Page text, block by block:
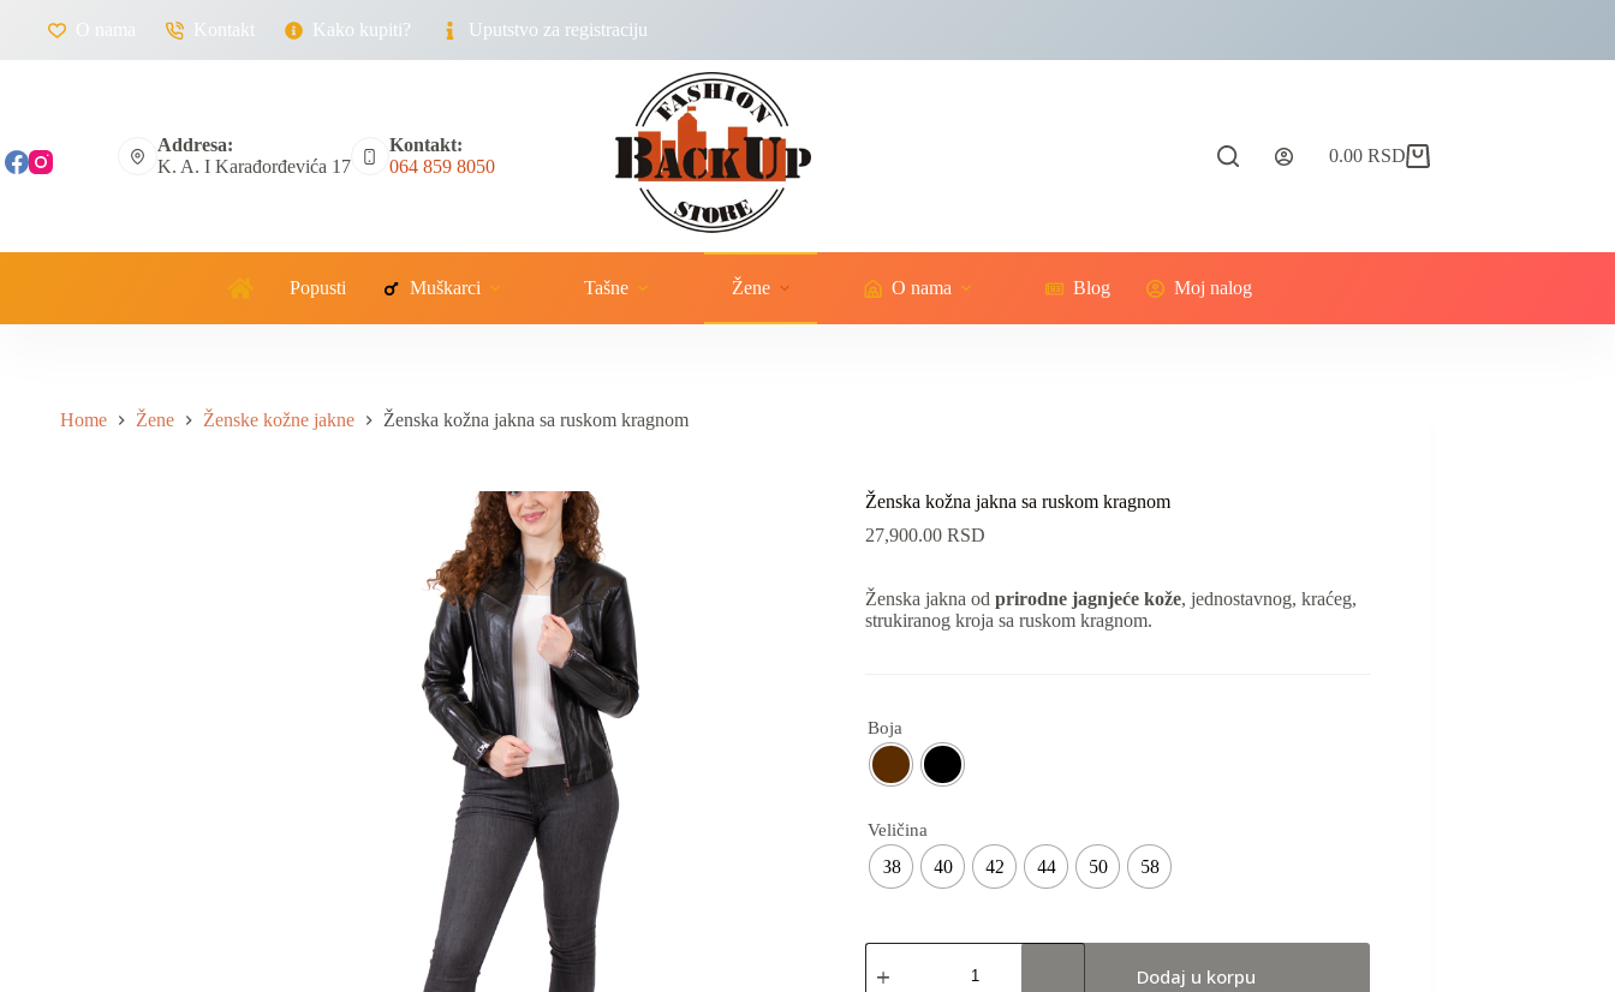
O nama Kontakt Kako kupiti? Uputstvo za registraciju
Addresa:
K. A. I Karađorđevića 17
Kontakt:
064 859 8050
0.00 RSD
Popusti Muškarci Tašne Žene O nama Blog Moj nalog
Home Žene Ženske kožne jakne Ženska kožna jakna sa ruskom kragnom
Ženska kožna jakna sa ruskom kragnom
27,900.00 RSD
Ženska jakna od prirodne jagnjeće kože, jednostavnog, kraćeg,
strukiranog kroja sa ruskom kragnom.
Boja
Veličina
38 40 42 44 50 58
Dodaj u korpu